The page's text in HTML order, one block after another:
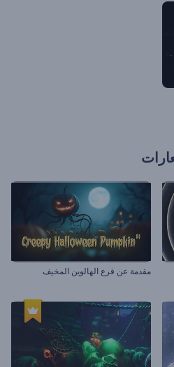
مقدمة عن قرع الهالوين المخيف